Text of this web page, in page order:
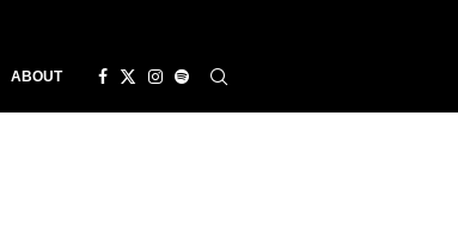
ABOUT